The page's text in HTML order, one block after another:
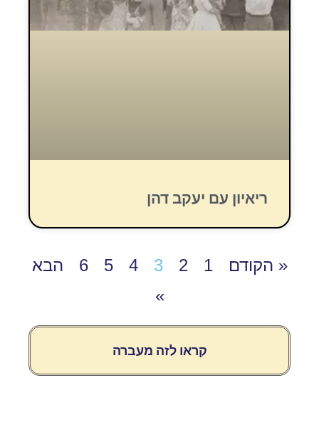
ריאיון עם יעקב דהן
« הקודם 1
2
3
4
5
6
הבא
»
קראו לזה מעברה